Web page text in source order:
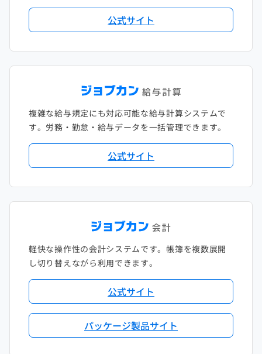
公式サイト
複雑な給与規定にも対応可能な給与計算システムで
す。労務・勤怠・給与データを一括管理できます。
公式サイト
軽快な操作性の会計システムです。帳簿を複数展開
し切り替えながら利用できます。
公式サイト
パッケージ製品サイト